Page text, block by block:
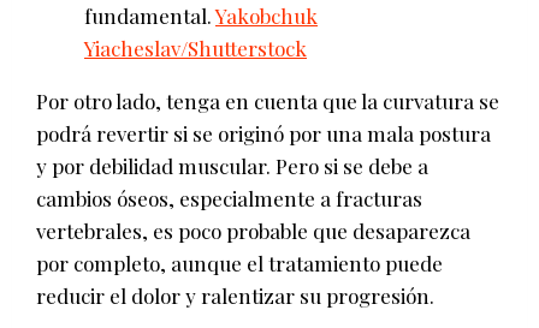
fundamental.Yakobchuk
Yiacheslav/Shutterstock
Por otro lado, tenga en cuenta que la curvatura se
podrá revertir si se originó por una mala postura
y por debilidad muscular. Pero si se debe a
cambios óseos, especialmente a fracturas
vertebrales, es poco probable que desaparezca
por completo, aunque el tratamiento puede
reducir el dolor y ralentizar su progresión.